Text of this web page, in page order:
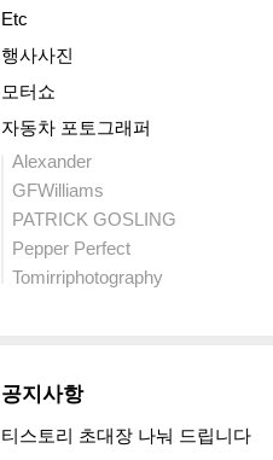
Etc
행사사진
모터쇼
자동차 포토그래퍼
Alexander
GFWilliams
PATRICK GOSLING
Pepper Perfect
Tomirriphotography
공지사항
티스토리 초대장 나눠 드립니다